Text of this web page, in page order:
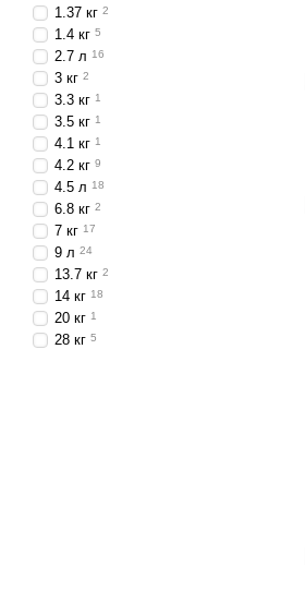
1.37 кг 2
1.4 кг 5
2.7 л 16
3 кг 2
3.3 кг 1
3.5 кг 1
4.1 кг 1
4.2 кг 9
4.5 л 18
6.8 кг 2
7 кг 17
9 л 24
13.7 кг 2
14 кг 18
20 кг 1
28 кг 5